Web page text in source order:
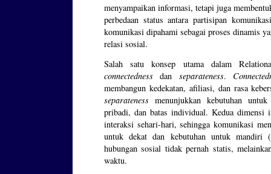
menyampaikan informasi, tetapi juga
perbedaan status antara partisipan
komunikasi dipahami sebagai proses dinamis
relasi sosial.
Salah satu konsep utama dalam
connectedness dan separateness.
membangun kedekatan, afiliasi, dan rasa
separateness menunjukkan kebutuhan
pribadi, dan batas individual. Kedua dimensi
interaksi sehari-hari, sehingga komunikasi
untuk dekat dan kebutuhan untuk mandiri
hubungan sosial tidak pernah statis,
waktu.